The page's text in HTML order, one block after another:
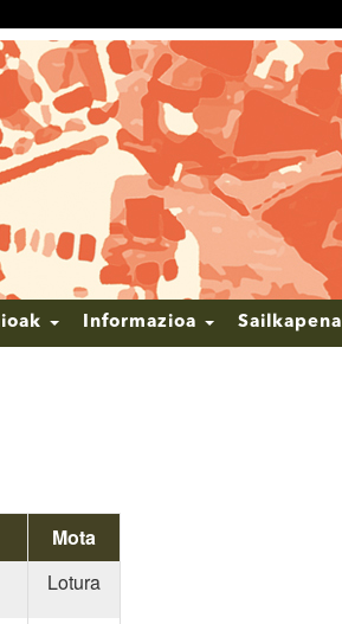
Informazioa Sailkapena
Mota
Lotura